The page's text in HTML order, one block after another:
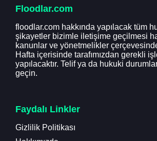
Floodlar.com
floodlar.com hakkında yapılacak tüm
şikayetler bizimle iletişime geçilmesi
kanunlar ve yönetmelikler
Hafta içerisinde tarafımızdan gerekli
yapılacaktır. Telif ya da hukuki
geçin.
Faydalı Linkler
Gizlilik Politikası